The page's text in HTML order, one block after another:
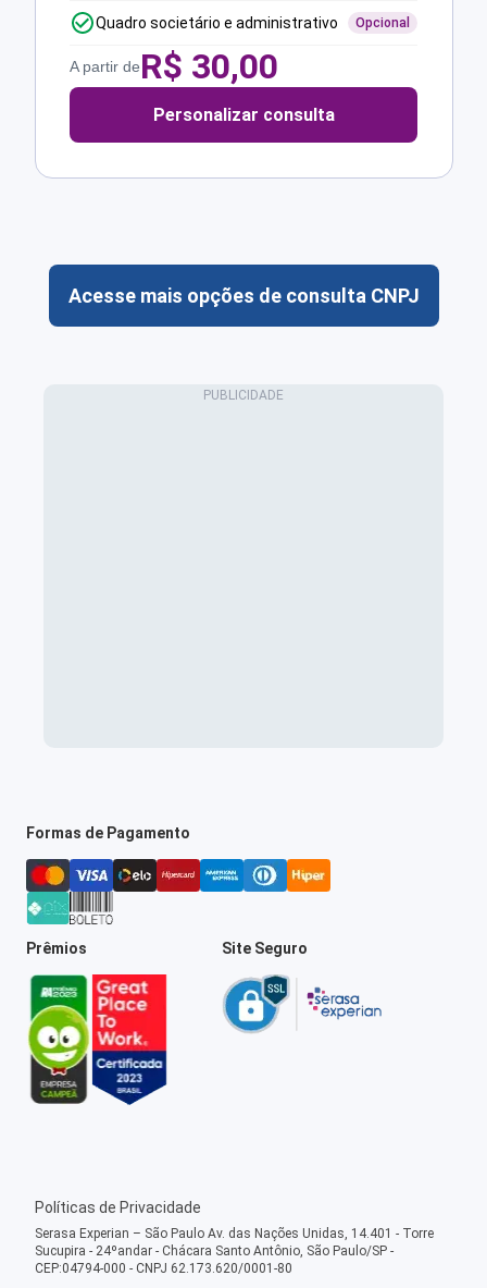
Quadro societário e administrativo Opcional
A partir deR$ 30,00
Personalizar consulta
Acesse mais opções de consulta CNPJ
Formas de Pagamento
Prêmios Site Seguro
Políticas de Privacidade
Serasa Experian – São Paulo Av. das Nações Unidas, 14.401 - Torre
Sucupira - 24ºandar - Chácara Santo Antônio, São Paulo/SP -
CEP:04794-000 - CNPJ 62.173.620/0001-80